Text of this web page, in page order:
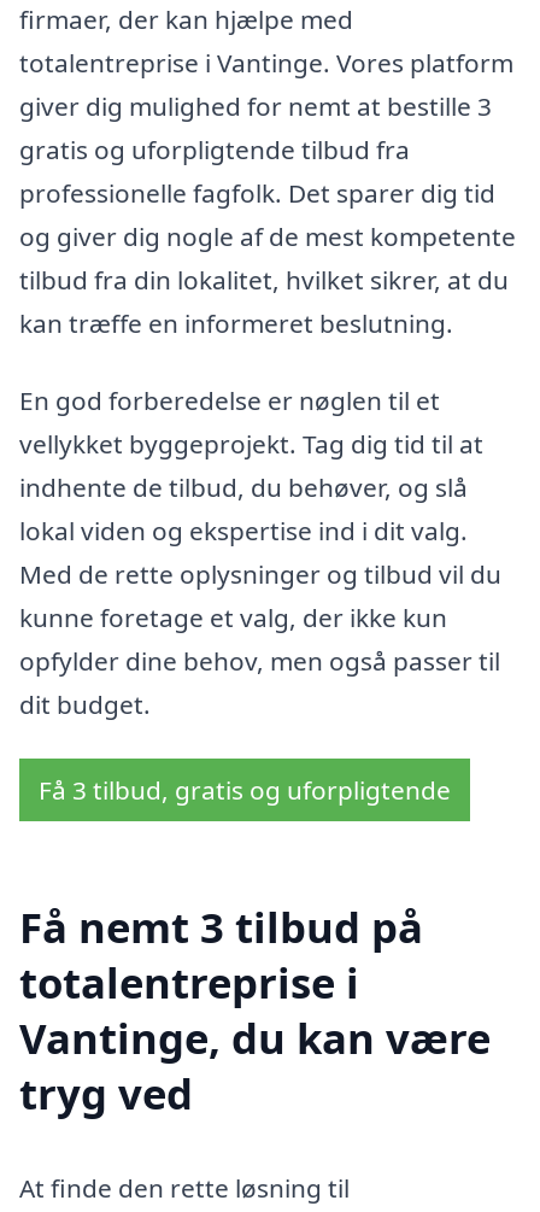
firmaer, der kan hjælpe med
totalentreprise i Vantinge. Vores platform
giver dig mulighed for nemt at bestille 3
gratis og uforpligtende tilbud fra
professionelle fagfolk. Det sparer dig tid
og giver dig nogle af de mest kompetente
tilbud fra din lokalitet, hvilket sikrer, at du
kan træffe en informeret beslutning.
En god forberedelse er nøglen til et
vellykket byggeprojekt. Tag dig tid til at
indhente de tilbud, du behøver, og slå
lokal viden og ekspertise ind i dit valg.
Med de rette oplysninger og tilbud vil du
kunne foretage et valg, der ikke kun
opfylder dine behov, men også passer til
dit budget.
Få 3 tilbud, gratis og uforpligtende
Få nemt 3 tilbud på
totalentreprise i
Vantinge, du kan være
tryg ved
At finde den rette løsning til